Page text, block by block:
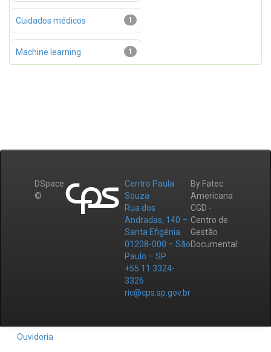
1
Cuidados médicos
1
Machine learning
DSpace
©
Centro Paula
Souza
Rua dos
Andradas, 140 –
Santa Efigênia
01208-000 – São
Paulo – SP
+55 11 3324-
3326
ric@cps.sp.gov.br
By Fatec
Americana
CGD -
Centro de
Gestão
Documental
Ouvidoria